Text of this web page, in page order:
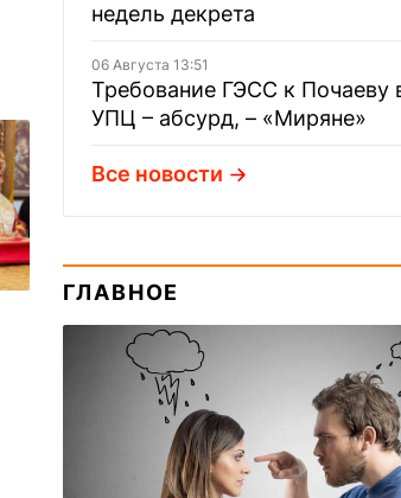
недель декрета
06 Августа 13:51
Требование ГЭСС к Почаеву
УПЦ – абсурд, – «Миряне»
Все новости
ГЛАВНОЕ